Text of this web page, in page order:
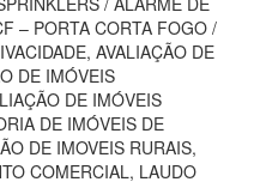
– PORTA CORTA FOGO /
AVALIAÇÃO DE
DE IMÓVEIS
DE IMÓVEIS
DE IMÓVEIS DE
DE IMOVEIS RURAIS,
COMERCIAL, LAUDO